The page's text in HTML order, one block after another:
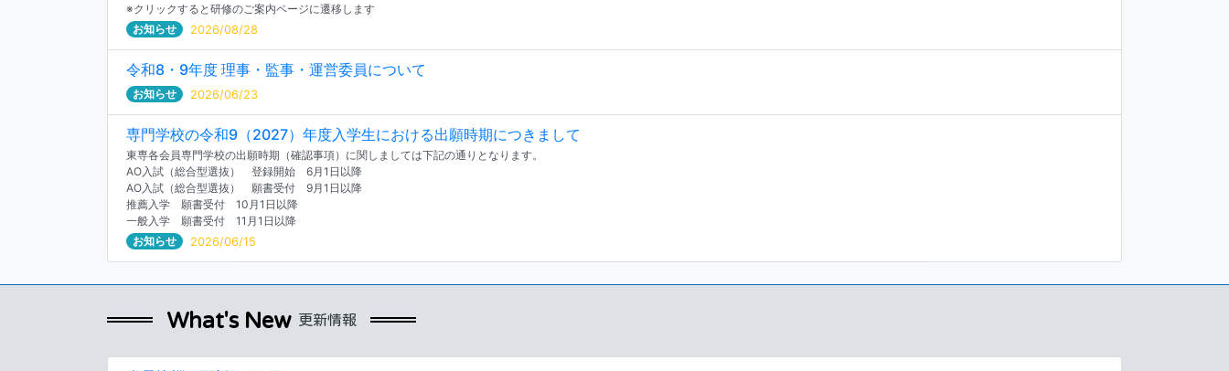
※クリックすると研修のご案内ページに遷移します
お知らせ
2026/08/28
令和8・9年度 理事・監事・運営委員について
お知らせ 2026/06/23
専門学校の令和9（2027）年度入学生における出願時期につきまして
東専各会員専門学校の出願時期（確認事項）に関しましては下記の通りとなります。
AO入試（総合型選抜） 登録開始 6月1日以降
AO入試（総合型選抜） 願書受付 9月1日以降
推薦入学 願書受付 10月1日以降
一般入学 願書受付 11月1日以降
お知らせ
2026/06/15
What's New 更新情報